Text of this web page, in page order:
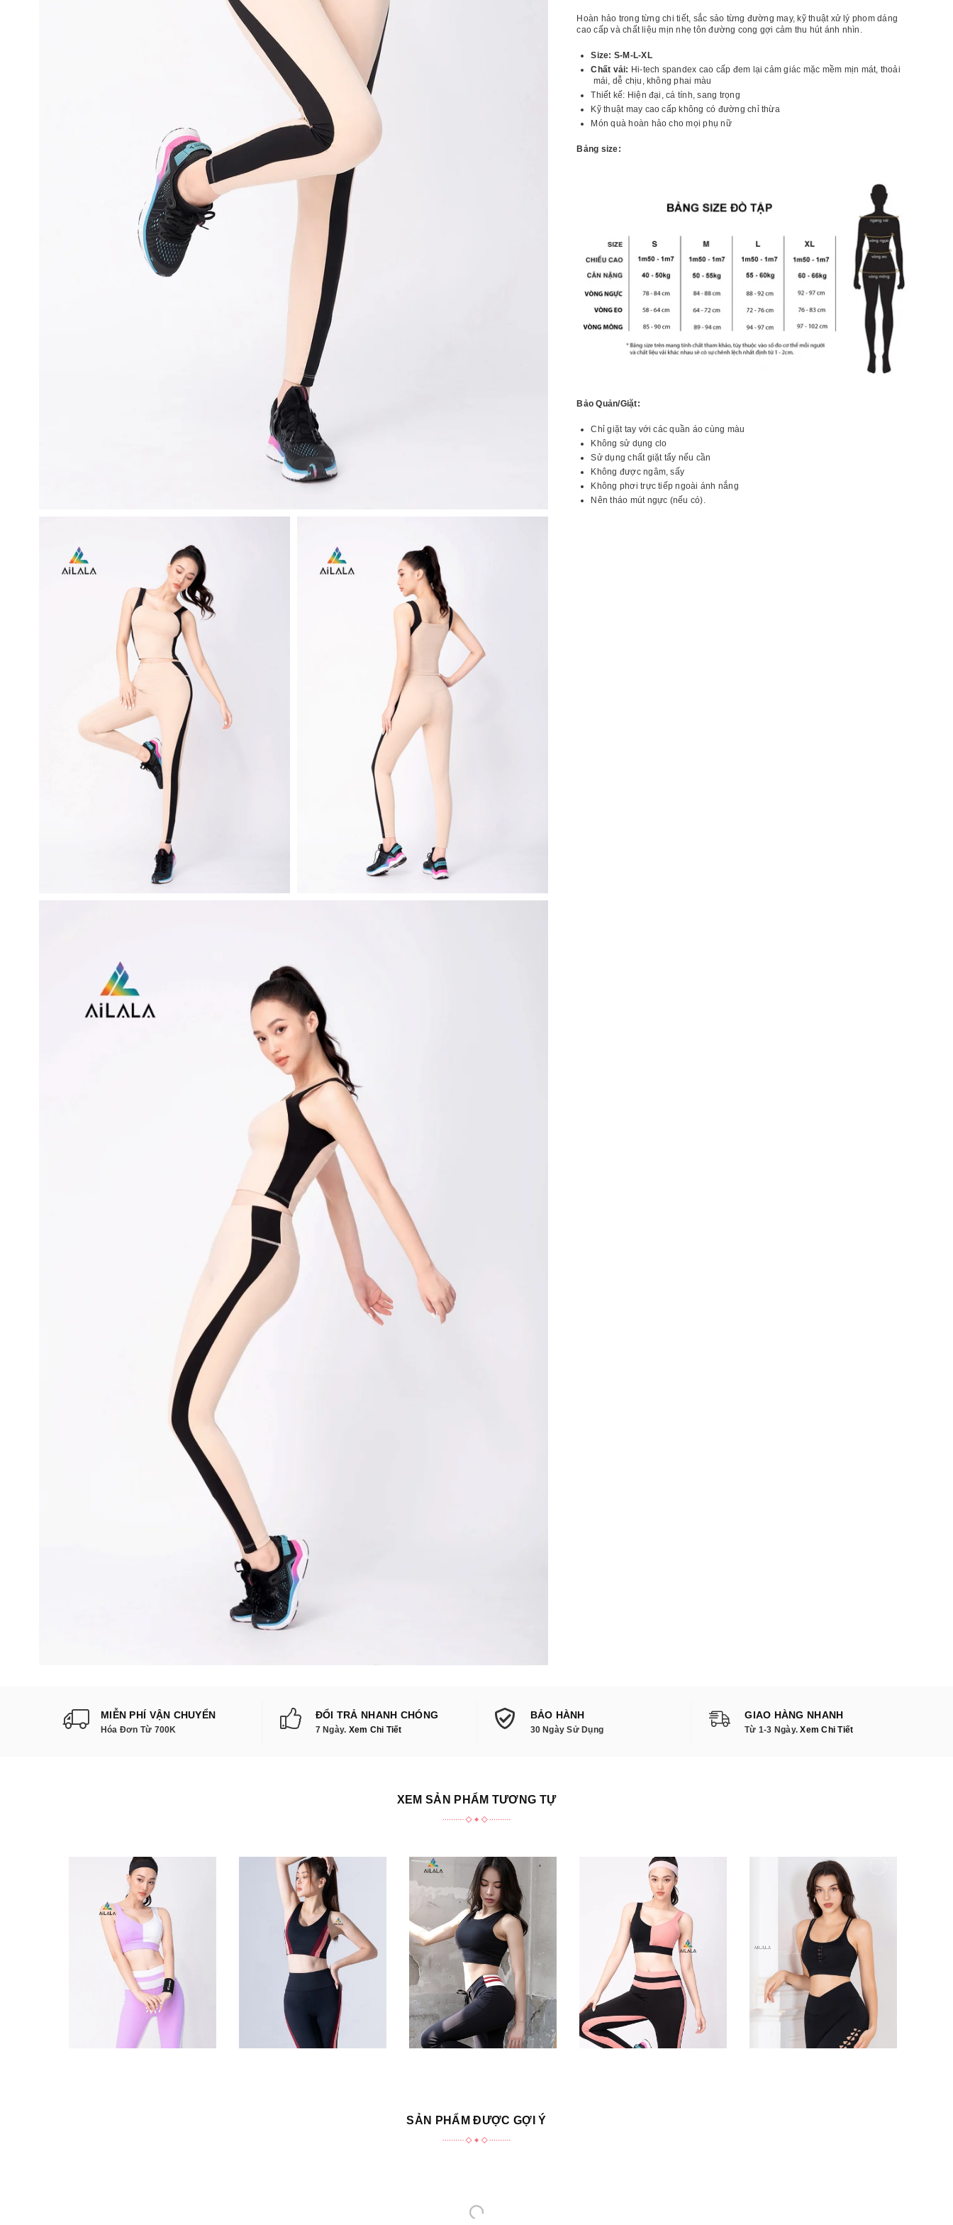
[LUX16C]
Quần
nữ
[LUX16C]
Quần
nữ
Hoàn hảo trong từng chi tiết, sắc sảo từng đường may, kỹ thuật xử lý phom dáng
cao cấp và chất liệu mịn nhẹ tôn đường cong gợi cảm thu hút ánh nhìn.
Size: S-M-L-XL
Chất vải: Hi-tech spandex cao cấp đem lại cảm giác mặc mềm mịn mát, thoải
mái, dễ chịu, không phai màu
Thiết kế: Hiện đại, cá tính, sang trọng
Kỹ thuật may cao cấp không có đường chỉ thừa
Món quà hoàn hảo cho mọi phụ nữ
Bảng size:
Bảo Quản/Giặt:
Chỉ giặt tay với các quần áo cùng màu
Không sử dụng clo
Sử dụng chất giặt tẩy nếu cần
Không được ngâm, sấy
Không phơi trực tiếp ngoài ánh nắng
Nên tháo mút ngực (nếu có).
MIỄN PHÍ VẬN CHUYỂN
Hóa Đơn Từ 700K
ĐỔI TRẢ NHANH CHÓNG
7 Ngày. Xem Chi Tiết
BẢO HÀNH
30 Ngày Sử Dụng
GIAO HÀNG NHANH
Từ 1-3 Ngày.Xem Chi Tiết
XEM SẢN PHẨM TƯƠNG TỰ
SẢN PHẨM ĐƯỢC GỢI Ý